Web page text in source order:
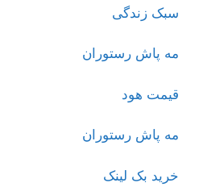
سبک زندگی
مه پاش رستوران
قیمت هود
مه پاش رستوران
خرید بک لینک